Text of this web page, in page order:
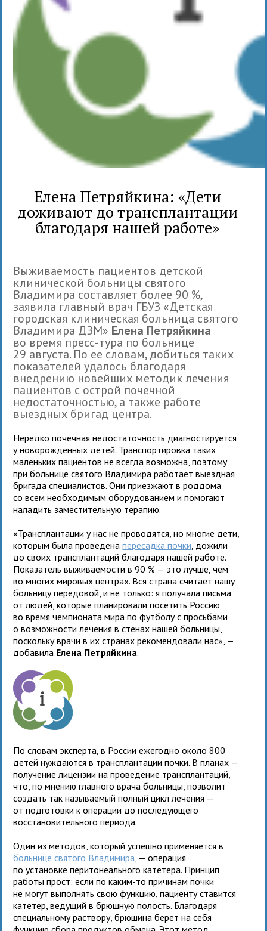
Елена Петряйкина: «Дети
доживают до трансплантации
благодаря нашей работе»
Выживаемость пациентов детской
клинической больницы святого
Владимира составляет более 90 %,
заявила главный врач ГБУЗ «Детская
городская клиническая больница святого
Владимира ДЗМ» Елена Петряйкина
во время пресс-тура по больнице
29 августа. По ее словам, добиться таких
показателей удалось благодаря
внедрению новейших методик лечения
пациентов с острой почечной
недостаточностью, а также работе
выездных бригад центра.
Нередко почечная недостаточность диагностируется
у новорожденных детей. Транспортировка таких
маленьких пациентов не всегда возможна, поэтому
при больнице святого Владимира работает выездная
бригада специалистов. Они приезжают в роддома
со всем необходимым оборудованием и помогают
наладить заместительную терапию.
«Трансплантации у нас не проводятся, но многие дети,
которым была проведенапересадка почки , дожили
до своих трансплантаций благодаря нашей работе.
Показатель выживаемости в 90 % — это лучше, чем
во многих мировых центрах. Вся страна считает нашу
больницу передовой, и не только: я получала письма
от людей, которые планировали посетить Россию
во время чемпионата мира по футболу с просьбами
о возможности лечения в стенах нашей больницы,
поскольку врачи в их странах рекомендовали нас», —
добавила Елена Петряйкина.
По словам эксперта, в России ежегодно около 800
детей нуждаются в трансплантации почки. В планах —
получение лицензии на проведение трансплантаций,
что, по мнению главного врача больницы, позволит
создать так называемый полный цикл лечения —
от подготовки к операции до последующего
восстановительного периода.
Один из методов, который успешно применяется в
больнице святого Владимира , — операция
по установке перитонеального катетера. Принцип
работы прост: если по каким-то причинам почки
не могут выполнять свою функцию, пациенту ставится
катетер, ведущий в брюшную полость. Благодаря
специальному раствору, брюшина берет на себя